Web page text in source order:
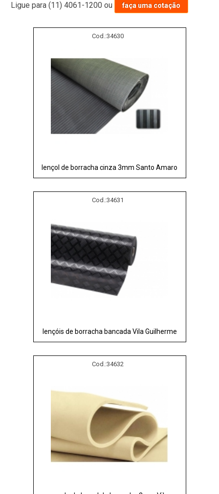
Ligue para(11) 4061-1200 ou faça uma cotação
Cod.:34630
lençol de borracha cinza 3mm Santo Amaro
Cod.:34631
lençóis de borracha bancada Vila Guilherme
Cod.:34632